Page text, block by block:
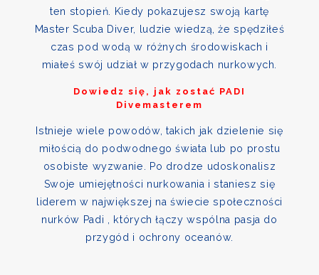
ten stopień. Kiedy pokazujesz swoją kartę
Master Scuba Diver, ludzie wiedzą, że spędziłeś
czas pod wodą w różnych środowiskach i
miałeś swój udział w przygodach nurkowych.
Dowiedz się, jak zostać PADI
Divemasterem
Istnieje wiele powodów, takich jak dzielenie się
miłością do podwodnego świata lub po prostu
osobiste wyzwanie. Po drodze udoskonalisz
Swoje umiejętności nurkowania i staniesz się
liderem w największej na świecie społeczności
nurków Padi , których łączy wspólna pasja do
przygód i ochrony oceanów.